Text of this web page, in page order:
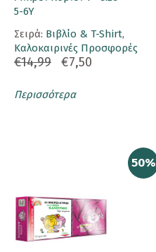
5-6Y
Σειρά: Βιβλίο & T-Shirt,
Καλοκαιρινές Προσφορές
€14,99 €7,50
Περισσότερα
50%